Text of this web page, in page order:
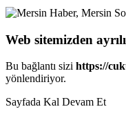
Web sitemizden
Bu bağlantı sizi https://
yönlendiriyor.
Sayfada Kal Devam Et